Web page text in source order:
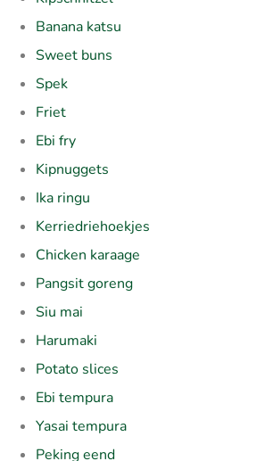
Banana katsu
Sweet buns
Spek
Friet
Ebi fry
Kipnuggets
Ika ringu
Kerriedriehoekjes
Chicken karaage
Pangsit goreng
Siu mai
Harumaki
Potato slices
Ebi tempura
Yasai tempura
Peking eend